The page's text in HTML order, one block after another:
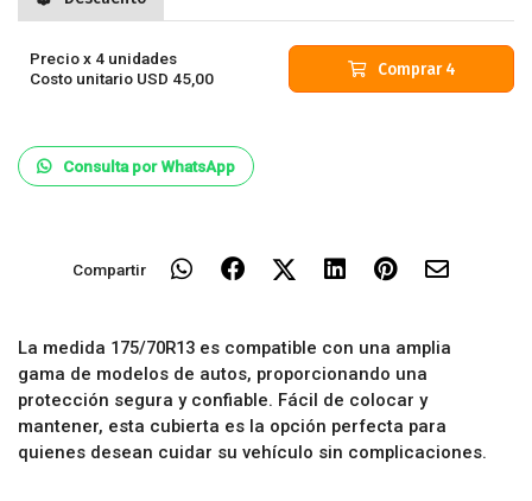
Precio x 4 unidades
Costo unitario USD 45 ,00 Comprar 4
Consulta por WhatsApp
Compartir
La medida 175/70R13 es compatible con una amplia
gama de modelos de autos, proporcionando una
protección segura y confiable. Fácil de colocar y
mantener, esta cubierta es la opción perfecta para
quienes desean cuidar su vehículo sin complicaciones.